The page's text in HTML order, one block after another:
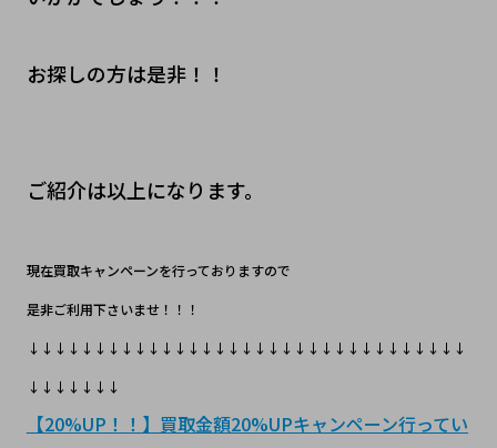
お探しの方は是非！！
ご紹介は以上になります。
現在買取キャンペーンを行っておりますので
是非ご利用下さいませ！！！
↓↓↓↓↓↓↓↓↓↓↓↓↓↓↓↓↓↓↓↓↓↓↓↓↓↓↓↓↓↓↓↓↓
↓↓↓↓↓↓↓
【20%UP！！】買取金額20%UPキャンペーン行ってい